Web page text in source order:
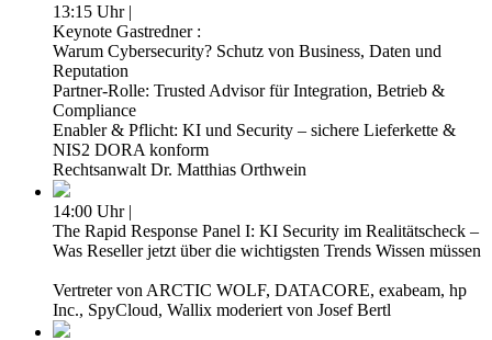
13:15 Uhr |
Keynote Gastredner :
Warum Cybersecurity? Schutz von Business, Daten und
Reputation
Partner-Rolle: Trusted Advisor für Integration, Betrieb &
Compliance
Enabler & Pflicht: KI und Security – sichere Lieferkette &
NIS2 DORA konform
Rechtsanwalt Dr. Matthias Orthwein
14:00 Uhr |
The Rapid Response Panel I: KI Security im Realitätscheck –
Was Reseller jetzt über die wichtigsten Trends Wissen müssen
Vertreter von ARCTIC WOLF, DATACORE, exabeam, hp
Inc., SpyCloud, Wallix moderiert von Josef Bertl